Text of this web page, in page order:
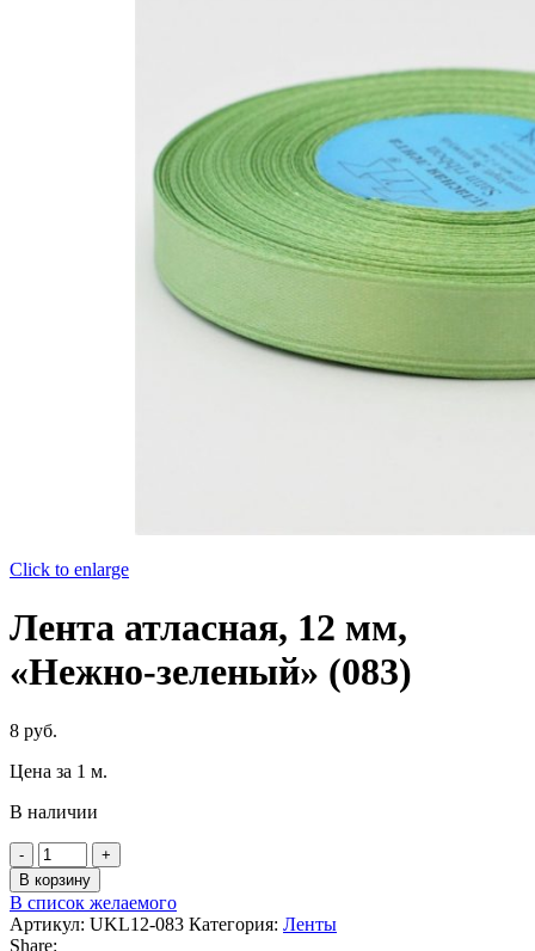
Click to enlarge
Лента атласная, 12 мм,
«Нежно-зеленый» (083)
8 руб.
Цена за 1 м.
В наличии
Количество
товара
Лента
атласная,
12
В корзину
В список желаемого
Артикул: UKL12-083 Категория: Ленты
Share: